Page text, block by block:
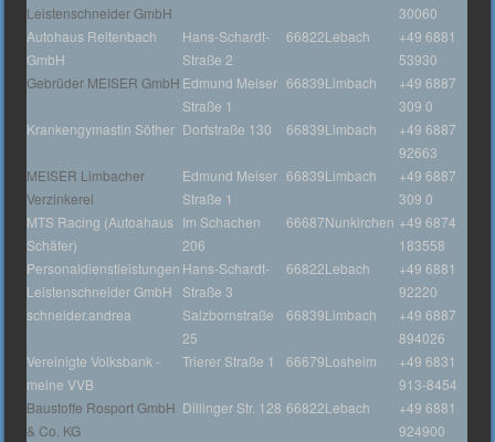
Leistenschneider GmbH
30060
Autohaus Reitenbach
GmbH
Hans-Schardt-
Straße 2
66822Lebach
+49 6881
53930
Gebrüder MEISER GmbH Edmund Meiser
Straße 1
66839Limbach
+49 6887
309 0
Krankengymastin Söther Dorfstraße 130 66839Limbach
+49 6887
92663
MEISER Limbacher
Verzinkerei
Edmund Meiser
Straße 1
66839Limbach
+49 6887
309 0
MTS Racing (Autoahaus
Schäfer)
Im Schachen
206
66687Nunkirchen +49 6874
183558
Personaldienstleistungen
Leistenschneider GmbH
Hans-Schardt-
Straße 3
66822Lebach
+49 6881
92220
schneider.andrea
Salzbornstraße
25
66839Limbach
+49 6887
894026
Vereinigte Volksbank -
meine VVB
Trierer Straße 1 66679Losheim
+49 6831
913-8454
Baustoffe Rosport GmbH
& Co. KG
Dillinger Str. 128 66822Lebach
+49 6881
924900